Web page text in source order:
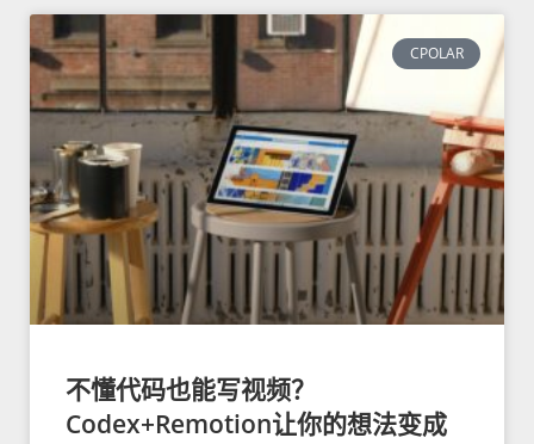
CPOLAR
不懂代码也能写视频？
Codex+Remotion让你的想法变成